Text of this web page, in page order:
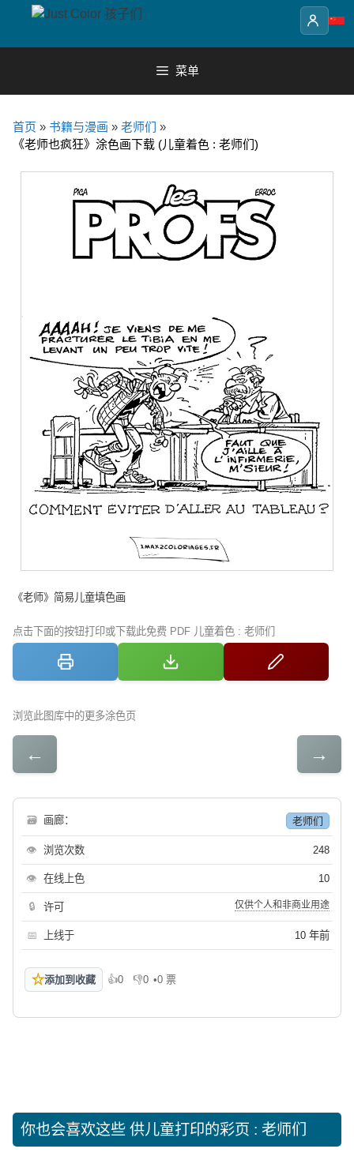
content
菜单
首页 » 书籍与漫画 » 老师们 »
《老师也疯狂》涂色画下载 (儿童着色 : 老师们)
《老师》简易儿童填色画
点击下面的按钮打印或下载此免费 PDF 儿童着色 : 老师们
浏览此图库中的更多涂色页
← →
🗃 画廊： 老师们
👁 浏览次数 248
👁 在线上色 10
🔒 许可 仅供个人和非商业用途
📅 上线于 10 年前
☆添加到收藏 👍0
喜欢 👎0
不喜欢
•0 票
你也会喜欢这些 供儿童打印的彩页 : 老师们